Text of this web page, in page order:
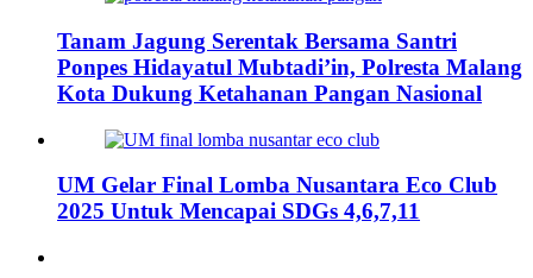
Tanam Jagung Serentak Bersama Santri
Ponpes Hidayatul Mubtadi’in, Polresta Malang
Kota Dukung Ketahanan Pangan Nasional
UM Gelar Final Lomba Nusantara Eco Club
2025 Untuk Mencapai SDGs 4,6,7,11